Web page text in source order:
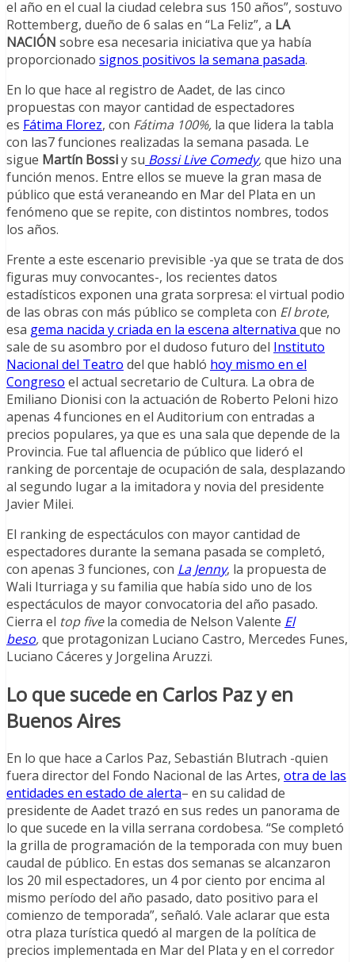
el año en el cual la ciudad celebra sus 150 años”, sostuvo
Rottemberg, dueño de 6 salas en “La Feliz”, a LA
NACIÓN sobre esa necesaria iniciativa que ya había
proporcionado signos positivos la semana pasada.
En lo que hace al registro de Aadet, de las cinco
propuestas con mayor cantidad de espectadores
es Fátima Florez, con Fátima 100%, la que lidera la tabla
con las7 funciones realizadas la semana pasada. Le
sigue Martín Bossiy su Bossi Live Comedy,que hizo una
función menos. Entre ellos se mueve la gran masa de
público que está veraneando en Mar del Plata en un
fenómeno que se repite, con distintos nombres, todos
los años.
Frente a este escenario previsible -ya que se trata de dos
figuras muy convocantes-, los recientes datos
estadísticos exponen una grata sorpresa: el virtual podio
de las obras con más público se completa con El brote,
esa gema nacida y criada en la escena alternativa que no
sale de su asombro por el dudoso futuro del Instituto
Nacional del Teatro del que habló hoy mismo en el
Congreso el actual secretario de Cultura. La obra de
Emiliano Dionisi con la actuación de Roberto Peloni hizo
apenas 4 funciones en el Auditorium con entradas a
precios populares, ya que es una sala que depende de la
Provincia. Fue tal afluencia de público que lideró el
ranking de porcentaje de ocupación de sala, desplazando
al segundo lugar a la imitadora y novia del presidente
Javier Milei.
El ranking de espectáculos con mayor cantidad de
espectadores durante la semana pasada se completó,
con apenas 3 funciones, con La Jenny, la propuesta de
Wali Iturriaga y su familia que había sido uno de los
espectáculos de mayor convocatoria del año pasado.
Cierra el top fivela comedia de Nelson Valente El
beso,que protagonizan Luciano Castro, Mercedes Funes,
Luciano Cáceres y Jorgelina Aruzzi.
Lo que sucede en Carlos Paz y en
Buenos Aires
En lo que hace a Carlos Paz, Sebastián Blutrach -quien
fuera director del Fondo Nacional de las Artes, otra de las
entidades en estado de alerta– en su calidad de
presidente de Aadet trazó en sus redes un panorama de
lo que sucede en la villa serrana cordobesa. “Se completó
la grilla de programación de la temporada con muy buen
caudal de público. En estas dos semanas se alcanzaron
los 20 mil espectadores, un 4 por ciento por encima al
mismo período del año pasado, dato positivo para el
comienzo de temporada”, señaló. Vale aclarar que esta
otra plaza turística quedó al margen de la política de
precios implementada en Mar del Plata y en el corredor